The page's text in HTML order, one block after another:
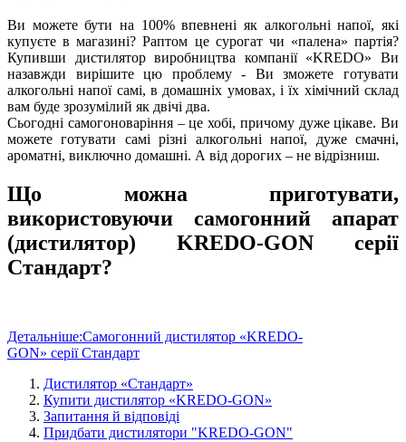
Ви можете бути на 100% впевнені як алкогольні напої, які
купуєте в магазині? Раптом це сурогат чи «палена» партія?
Купивши дистилятор виробництва компанії «KREDO» Ви
назавжди вирішите цю проблему - Ви зможете готувати
алкогольні напої самі, в домашніх умовах, і їх хімічний склад
вам буде зрозумілий як двічі два.
Сьогодні самогоноваріння – це хобі, причому дуже цікаве. Ви
можете готувати самі різні алкогольні напої, дуже смачні,
ароматні, виключно домашні. А від дорогих – не відрізниш.
Що можна приготувати,
використовуючи самогонний апарат
(дистилятор) KREDO-GON серії
Стандарт?
Детальніше:Самогонний дистилятор «KREDO-
GON» серії Стандарт
Дистилятор «Стандарт»
Купити дистилятор «KREDO-GON»
Запитання й відповіді
Придбати дистилятори "KREDO-GON"